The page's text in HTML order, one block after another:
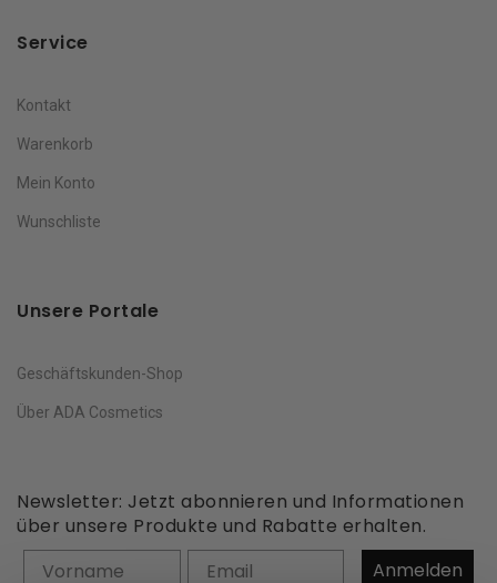
Service
Kontakt
Warenkorb
Mein Konto
Wunschliste
Unsere Portale
Geschäftskunden-Shop
Über ADA Cosmetics
Newsletter: Jetzt abonnieren und Informationen
über unsere Produkte und Rabatte erhalten.
Vorname
Anmelden